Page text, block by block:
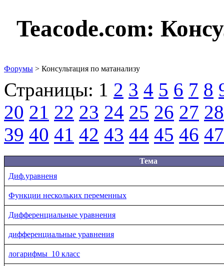
Teacode.com:
Форумы > Консультация по матанализу
Страницы: 1 2 3 4 5 6 7 8
20 21 22 23 24 25 26 27 28
39 40 41 42 43 44 45 46 47
Тема
Диф.уравненя
Функции нескольких переменных
Дифференциальные уравнения
дифференциальные уравнения
логарифмы_10 класс